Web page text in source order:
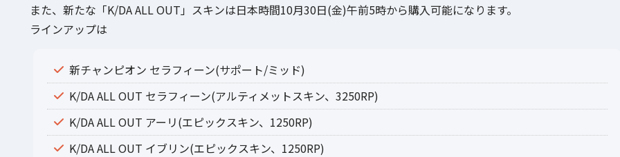
また、新たな「K/DA ALL OUT」スキンは日本時間10月30日(金)午前5時から購入可能になります。
ラインアップは
新チャンピオン セラフィーン(サポート/ミッド)
K/DA ALL OUT セラフィーン(アルティメットスキン、3250RP)
K/DA ALL OUT アーリ(エピックスキン、1250RP)
K/DA ALL OUT イブリン(エピックスキン、1250RP)